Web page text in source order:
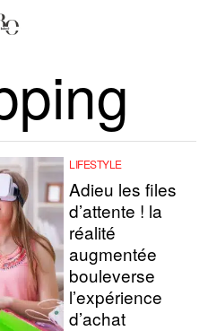
LIFESTYLE
Adieu les files
d’attente ! la
réalité
augmentée
bouleverse
l’expérience
d’achat